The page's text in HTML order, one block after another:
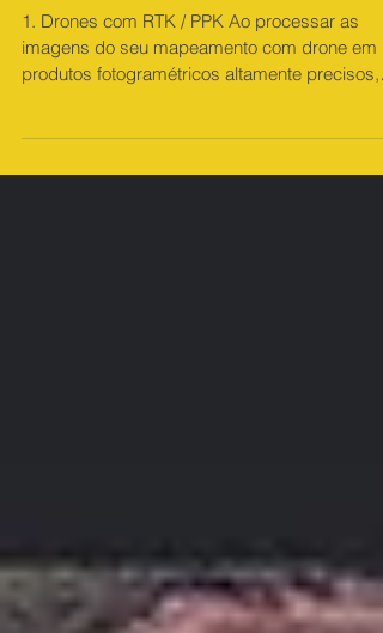
precisão do seu
mapeamento com drone
imagens do seu mapeamento com drone em